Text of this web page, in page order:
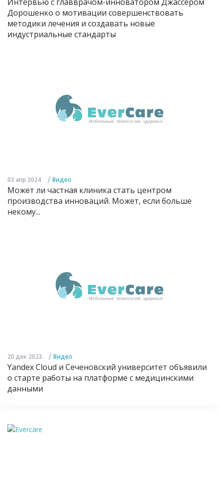
Дорошенко о мотивации совершенствовать
методики лечения и создавать новые
индустриальные стандарты
03 апр 2024 / Видео
Может ли частная клиника стать центром
производства инноваций. Может, если больше
некому...
20 дек 2023 / Видео
Yandex Cloud и Сеченовский университет объявили
о старте работы на платформе с медицинскими
данными